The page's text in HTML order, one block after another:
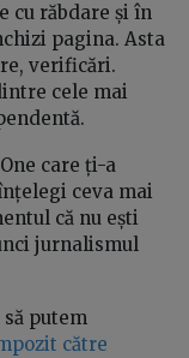
cu răbdare și în
pagina. Asta
verificări.
cele mai
care ți-a
ceva mai
că nu ești
jurnalismul
putem
către